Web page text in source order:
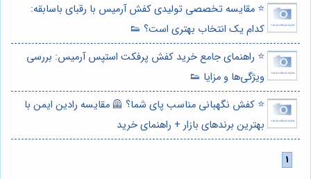
⭐️ مقایسه تخصصی تولیدی کفش آرمیس با رقبای باسابقه:
کدام یک انتخاب بهتری است؟ 👟
⭐️ راهنمای جامع خرید کفش پرفکت استپس آرمیس: بررسی
ویژگی‌ها و مزایا 👟
⭐️ کفش نگهبانی مناسب پای شما؟ 🦺 مقایسه رادین ایمن با
بهترین برندهای بازار + راهنمای خرید